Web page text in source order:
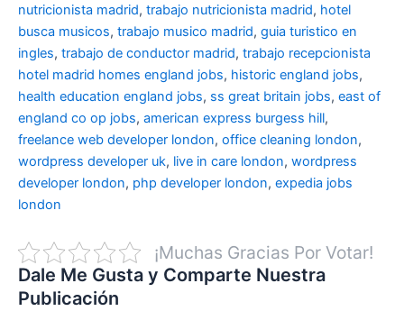
nutricionista madrid, trabajo nutricionista madrid, hotel
busca musicos, trabajo musico madrid, guia turistico en
ingles, trabajo de conductor madrid, trabajo recepcionista
hotel madrid homes england jobs, historic england jobs,
health education england jobs, ss great britain jobs, east of
england co op jobs, american express burgess hill,
freelance web developer london, office cleaning london,
wordpress developer uk, live in care london, wordpress
developer london, php developer london, expedia jobs
london
¡Muchas Gracias Por Votar!
Dale Me Gusta y Comparte Nuestra
Publicación